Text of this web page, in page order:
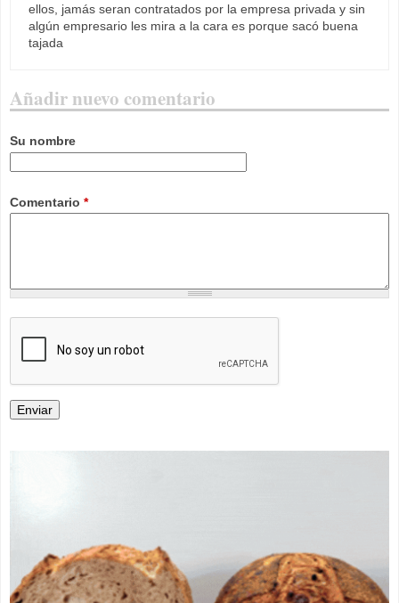
ellos, jamás seran contratados por la empresa privada y sin
algún empresario les mira a la cara es porque sacó buena
tajada
Añadir nuevo comentario
Su nombre
Comentario *